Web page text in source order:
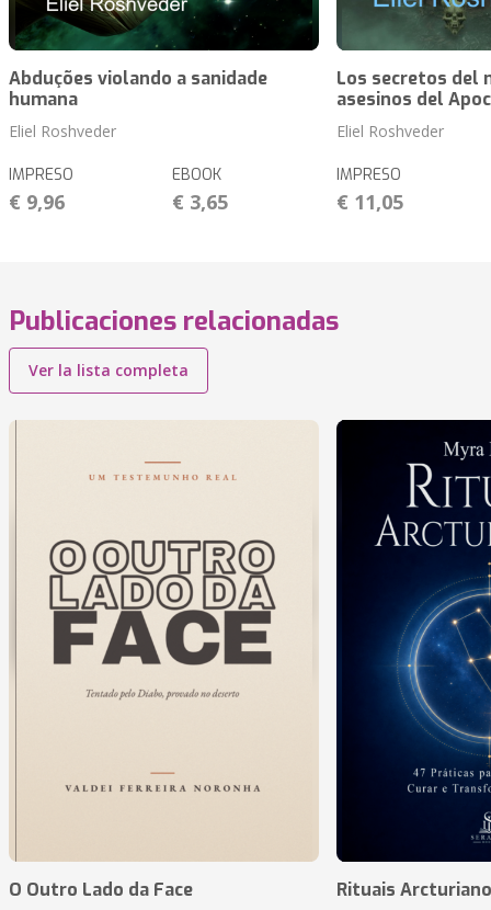
Abduções violando a sanidade
humana
Eliel Roshveder
IMPRESO
€ 9,96
EBOOK
€ 3,65
Los secretos del
asesinos del
Eliel Roshveder
IMPRESO
€ 11,05
Publicaciones relacionadas
Ver la lista completa
O Outro Lado da Face Rituais